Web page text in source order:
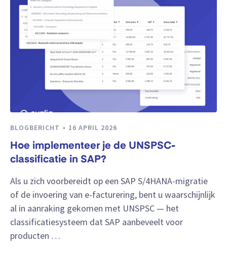
BLOGBERICHT 16 APRIL 2026
Hoe implementeer je de UNSPSC-
classificatie in SAP?
Als u zich voorbereidt op een SAP S/4HANA-migratie
of de invoering van e-facturering, bent u waarschijnlijk
al in aanraking gekomen met UNSPSC — het
classificatiesysteem dat SAP aanbeveelt voor
producten …